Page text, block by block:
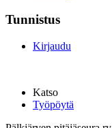
Tunnistus
Kirjaudu
Katso
Työpöytä